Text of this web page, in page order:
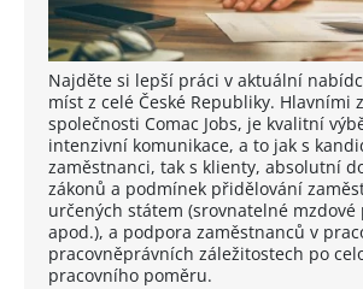
Najděte si lepší práci v aktuální
míst z celé České Republiky. Hlavními
společnosti Comac Jobs, je kvalitní
intenzivní komunikace, a to jak s
zaměstnanci, tak s klienty, absolutní
zákonů a podmínek přidělování
určených státem (srovnatelné mzdové
apod.), a podpora zaměstnanců v
pracovněprávních záležitostech po
pracovního poměru.